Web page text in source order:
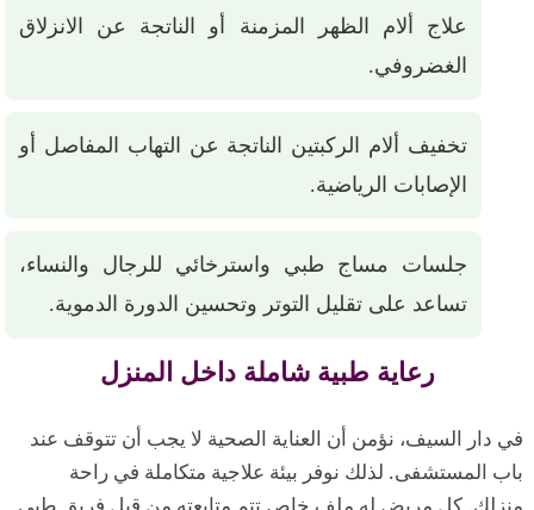
علاج ألام الظهر المزمنة أو الناتجة عن الانزلاق
الغضروفي.
تخفيف ألام الركبتين الناتجة عن التهاب المفاصل أو
الإصابات الرياضية.
جلسات مساج طبي واسترخائي للرجال والنساء،
تساعد على تقليل التوتر وتحسين الدورة الدموية.
رعاية طبية شاملة داخل المنزل
في دار السيف، نؤمن أن العناية الصحية لا يجب أن تتوقف عند
باب المستشفى. لذلك نوفر بيئة علاجية متكاملة في راحة
منزلك. كل مريض له ملف خاص تتم متابعته من قبل فريق طبي